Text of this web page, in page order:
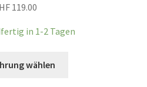
119.00
in 1-2 Tagen
wählen